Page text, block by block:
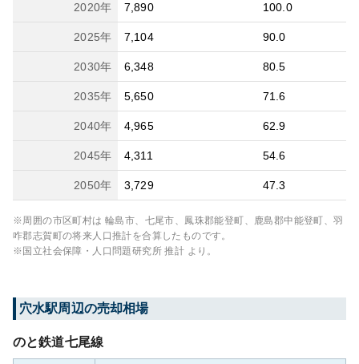
2020年 7,890 100.0
2025年 7,104 90.0
2030年 6,348 80.5
2035年 5,650 71.6
2040年 4,965 62.9
2045年 4,311 54.6
2050年 3,729 47.3
※周囲の市区町村は 輪島市、七尾市、鳳珠郡能登町、鹿島郡中能登町、羽
咋郡志賀町の将来人口推計を合算したものです。
※国立社会保障・人口問題研究所 推計 より。
穴水駅周辺の売却相場
のと鉄道七尾線